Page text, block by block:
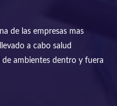
de las empresas mas
a cabo salud
ambientes dentro y fuera